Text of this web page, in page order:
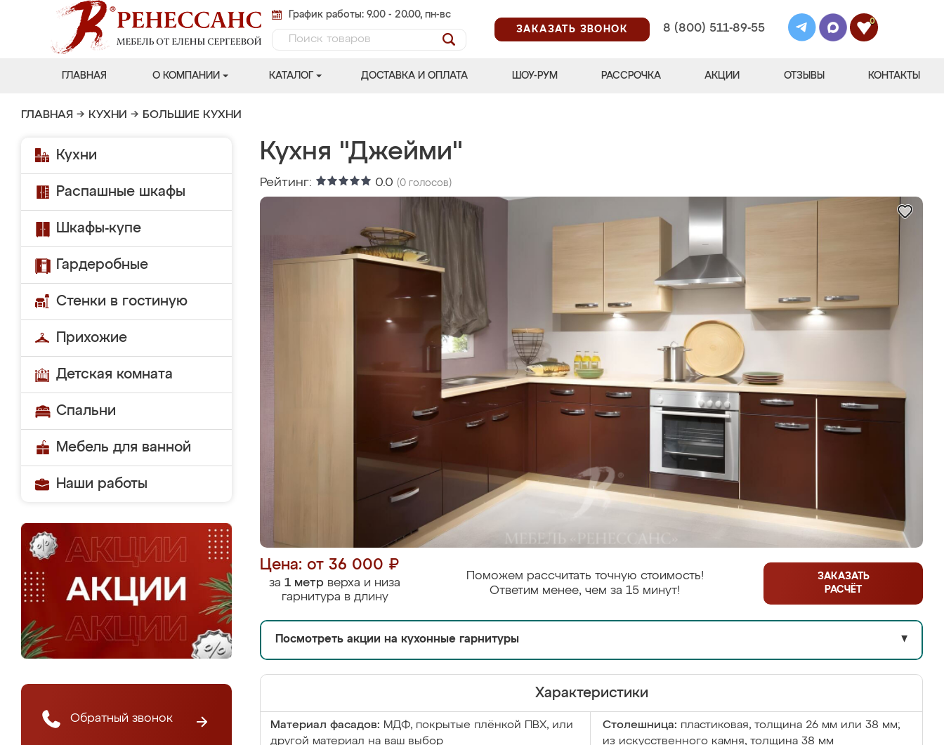
График работы: 9.00 - 20.00, пн-вс
ЗАКАЗАТЬ ЗВОНОК
8 (800) 511-89-55
0
ГЛАВНАЯ О КОМПАНИИ КАТАЛОГ ДОСТАВКА И ОПЛАТА ШОУ-РУМ РАССРОЧКА АКЦИИ ОТЗЫВЫ КОНТАКТЫ
ГЛАВНАЯ → КУХНИ → БОЛЬШИЕ КУХНИ
Кухни
Распашные шкафы
Шкафы-купе
Гардеробные
Стенки в гостиную
Прихожие
Детская комната
Спальни
Мебель для ванной
Наши работы
Обратный звонок
Кухня "Джейми"
Рейтинг: 0.0 (0 голосов)
Цена: от 36 000 ₽
за 1 метр верха и низа
гарнитура в длину
Поможем рассчитать точную стоимость!
Ответим менее, чем за 15 минут!
ЗАКАЗАТЬ
РАСЧЁТ
Посмотреть акции на кухонные гарнитуры ▼
Характеристики
Материал фасадов: МДФ, покрытые плёнкой ПВХ, или
другой материал на ваш выбор
Столешница: пластиковая, толщина 26 мм или 38 мм;
из искусственного камня, толщина 38 мм